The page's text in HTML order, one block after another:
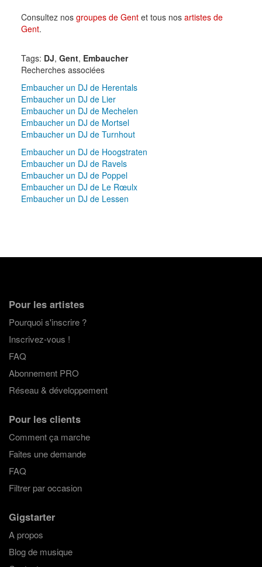
Consultez nos groupes de Gentet tous nos artistes de
Gent.
Tags: DJ, Gent, Embaucher
Recherches associées
Embaucher un DJ de Herentals
Embaucher un DJ de Lier
Embaucher un DJ de Mechelen
Embaucher un DJ de Mortsel
Embaucher un DJ de Turnhout
Embaucher un DJ de Hoogstraten
Embaucher un DJ de Ravels
Embaucher un DJ de Poppel
Embaucher un DJ de Le Rœulx
Embaucher un DJ de Lessen
Pour les artistes
Pourquoi s'inscrire ?
Inscrivez-vous !
FAQ
Abonnement PRO
Réseau & développement
Pour les clients
Comment ça marche
Faites une demande
FAQ
Filtrer par occasion
Gigstarter
A propos
Blog de musique